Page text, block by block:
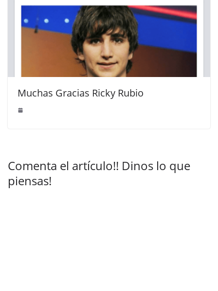
Muchas Gracias Ricky Rubio
Comenta el artículo!! Dinos lo que
piensas!